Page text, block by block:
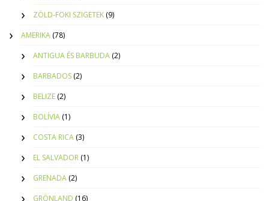
ZÖLD-FOKI SZIGETEK (9)
AMERIKA (78)
ANTIGUA ÉS BARBUDA (2)
BARBADOS (2)
BELIZE (2)
BOLÍVIA (1)
COSTA RICA (3)
EL SALVADOR (1)
GRENADA (2)
GRÖNLAND (16)